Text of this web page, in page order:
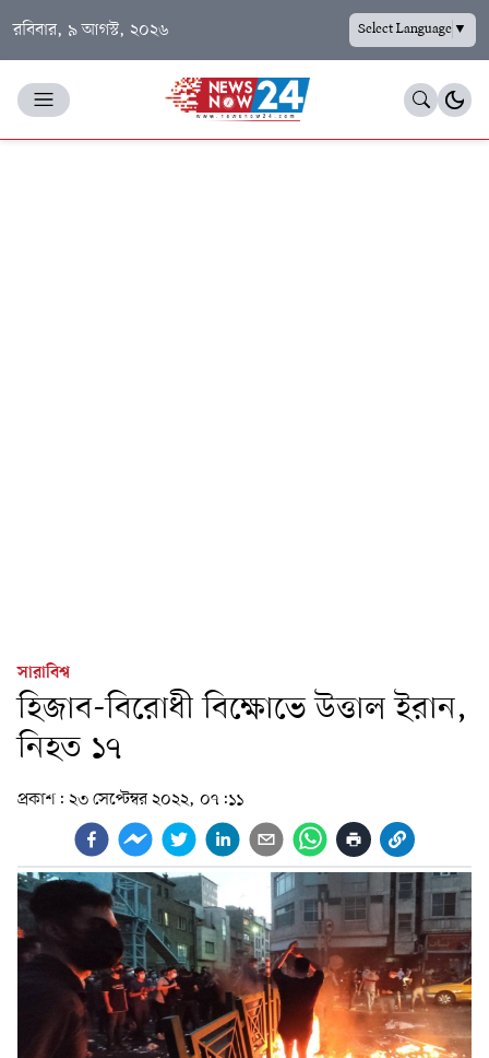
রবিবার, ৯ আগস্ট, ২০২৬ Select Language▼
সারাবিশ্ব
হিজাব-বিরোধী বিক্ষোভে উত্তাল ইরান,
নিহত ১৭
প্রকাশ: ২৩ সেপ্টেম্বর ২০২২, ০৭:১১